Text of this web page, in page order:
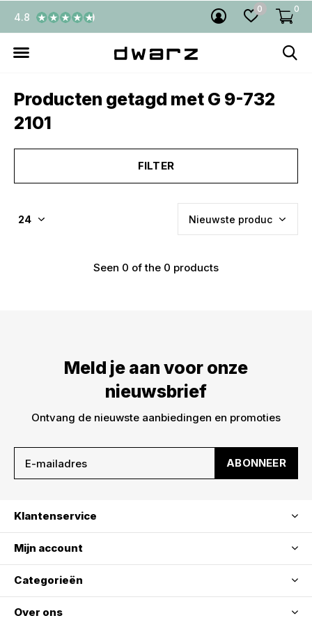
0 0
4.8
Producten getagd met G 9-732
2101
FILTER
Seen 0 of the 0 products
Meld je aan voor onze
nieuwsbrief
Ontvang de nieuwste aanbiedingen en promoties
ABONNEER
Klantenservice
Mijn account
Categorieën
Over ons